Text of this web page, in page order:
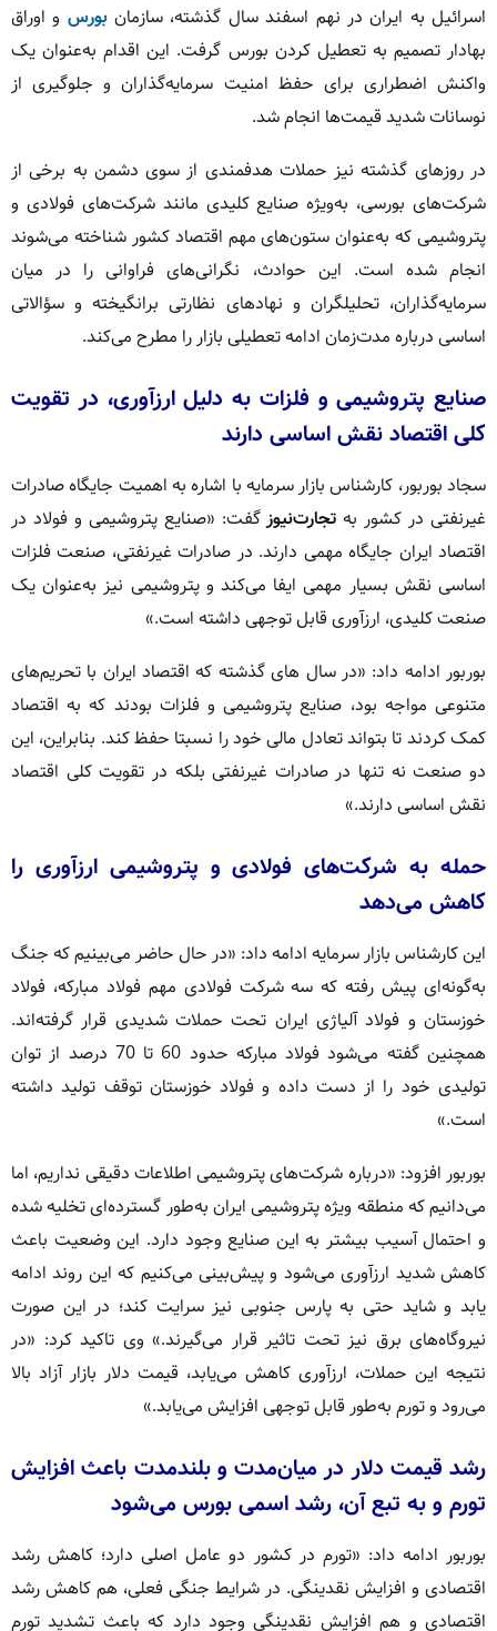
اسرائیل به ایران در نهم اسفند سال گذشته، سازمانبورس و اوراق
بهادار تصمیم به تعطیل کردن بورس گرفت. این اقدام به‌عنوان یک
واکنش اضطراری برای حفظ امنیت سرمایه‌گذاران و جلوگیری از
نوسانات شدید قیمت‌ها انجام شد.
در روزهای گذشته نیز حملات هدفمندی از سوی دشمن به برخی از
شرکت‌های بورسی، به‌ویژه صنایع کلیدی مانند شرکت‌های فولادی و
پتروشیمی که به‌عنوان ستون‌های مهم اقتصاد کشور شناخته می‌شوند
انجام شده است. این حوادث، نگرانی‌های فراوانی را در میان
سرمایه‌گذاران، تحلیلگران و نهادهای نظارتی برانگیخته و سؤالاتی
اساسی درباره مدت‌زمان ادامه تعطیلی بازار را مطرح می‌کند.
صنایع پتروشیمی و فلزات به دلیل ارزآوری، در تقویت
کلی اقتصاد نقش اساسی دارند
سجاد بوربور، کارشناس بازار سرمایه با اشاره به اهمیت جایگاه صادرات
غیرنفتی در کشور به تجارت‌نیوزگفت: «صنایع پتروشیمی و فولاد در
اقتصاد ایران جایگاه مهمی دارند. در صادرات غیرنفتی، صنعت فلزات
اساسی نقش بسیار مهمی ایفا می‌کند و پتروشیمی نیز به‌عنوان یک
صنعت کلیدی، ارزآوری قابل توجهی داشته است.»
بوربور ادامه داد: «در سال های گذشته که اقتصاد ایران با تحریم‌های
متنوعی مواجه بود، صنایع پتروشیمی و فلزات بودند که به اقتصاد
کمک کردند تا بتواند تعادل مالی خود را نسبتا حفظ کند. بنابراین، این
دو صنعت نه تنها در صادرات غیرنفتی بلکه در تقویت کلی اقتصاد
نقش اساسی دارند.»
حمله به شركت‌های فولادی و پتروشيمی ارزآوری را
کاهش می‌دهد
این کارشناس بازار سرمایه ادامه داد: «در حال حاضر می‌بینیم که جنگ
به‌گونه‌ای پیش رفته که سه شرکت فولادی مهم فولاد مبارکه، فولاد
خوزستان و فولاد آلیاژی ایران تحت حملات شدیدی قرار گرفته‌اند.
همچنین گفته می‌شود فولاد مبارکه حدود 60 تا 70 درصد از توان
تولیدی خود را از دست داده و فولاد خوزستان توقف تولید داشته
است.»
بوربور افزود: «درباره شرکت‌های پتروشیمی اطلاعات دقیقی نداریم، اما
می‌دانیم که منطقه ویژه پتروشیمی ایران به‌طور گسترده‌ای تخلیه شده
و احتمال آسیب بیشتر به این صنایع وجود دارد. این وضعیت باعث
کاهش شدید ارزآوری می‌شود و پیش‌بینی می‌کنیم که این روند ادامه
یابد و شاید حتی به پارس جنوبی نیز سرایت کند؛ در این صورت
نیروگاه‌های برق نیز تحت تاثیر قرار می‌گیرند.» وی تاکید کرد: «در
نتیجه این حملات، ارزآوری کاهش می‌یابد، قیمت دلار بازار آزاد بالا
می‌رود و تورم به‌طور قابل‌ توجهی افزایش می‌یابد.»
رشد قیمت دلار در میان‌مدت و بلندمدت باعث افزایش
تورم و به تبع آن، رشد اسمی بورس می‌شود
بوربور ادامه داد: «تورم در کشور دو عامل اصلی دارد؛ کاهش رشد
اقتصادی و افزایش نقدینگی. در شرایط جنگی فعلی، هم کاهش رشد
اقتصادی و هم افزایش نقدینگی وجود دارد که باعث تشدید تورم